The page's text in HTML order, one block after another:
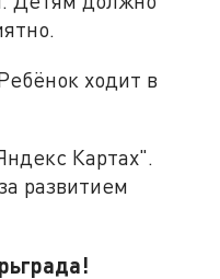
ходит в
Картах".
развитием